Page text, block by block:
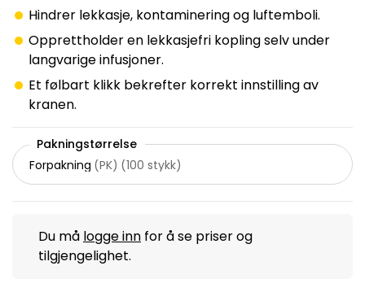
Hindrer lekkasje, kontaminering og luftemboli.
Opprettholder en lekkasjefri kopling selv under
langvarige infusjoner.
Et følbart klikk bekrefter korrekt innstilling av
kranen.
Pakningstørrelse
Forpakning (PK) (100 stykk)
Du må logge inn for å se priser og
tilgjengelighet.